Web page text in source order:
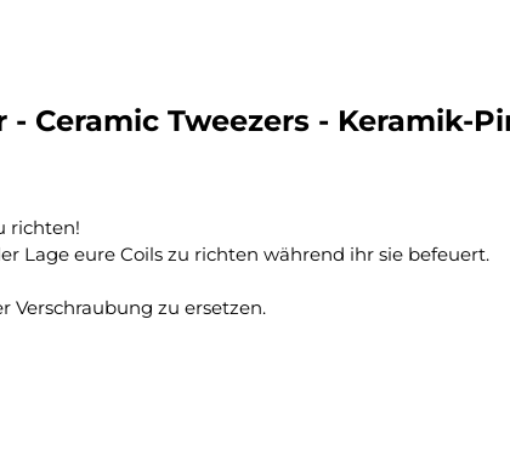
Ceramic Tweezers - Keramik-
richten!
Lage eure Coils zu richten während ihr sie befeuert.
Verschraubung zu ersetzen.